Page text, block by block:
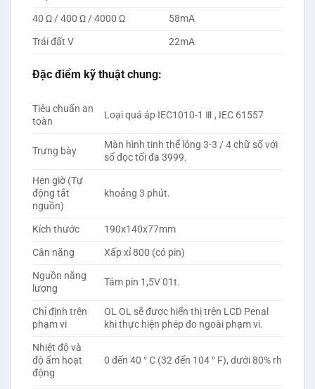
40 Ω / 400 Ω / 4000 Ω
58mA
Trái đất V
22mA
Đặc điểm kỹ thuật chung:
Tiêu chuẩn an
toàn
Loại quá áp IEC1010-1 Ⅲ , IEC 61557
Trưng bày
Màn hình tinh thể lỏng 3-3 / 4 chữ số với
số đọc tối đa 3999.
Hẹn giờ (Tự
động tắt
nguồn)
khoảng 3 phút.
Kích thước
190x140x77mm
Cân nặng
Xấp xỉ 800 (có pin)
Nguồn năng
lượng
Tám pin 1,5V 01t.
Chỉ định trên
phạm vi
OL OL sẽ được hiển thị trên LCD Penal
khi thực hiện phép đo ngoài phạm vi.
Nhiệt độ và
độ ẩm hoạt
động
0 đến 40 ° C (32 đến 104 ° F), dưới 80% rh